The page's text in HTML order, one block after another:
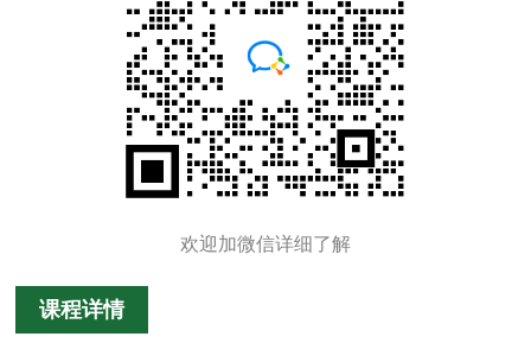
欢迎加微信详细了解
课程详情